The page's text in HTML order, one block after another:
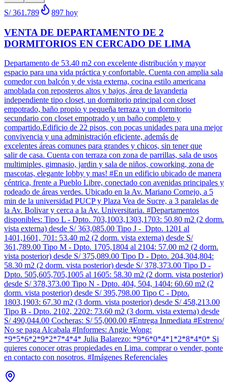
S/ 361.789 897 hoy
VENTA DE DEPARTAMENTO DE 2
DORMITORIOS EN CERCADO DE LIMA
Departamento de 53.40 m2 con excelente distribución y mayor
espacio para una vida práctica y confortable. Cuenta con amplia sala
comedor con balcón y de vista externa, cocina estilo americana
amoblada con reposteros altos y bajos, área de lavanderia
independiente tipo closet, un dormitorio principal con closet
empotrado, baño propio y pequeña terraza y un dormitorio
secundario con closet empotrado y un baño completo y
compartido.Edificio de 22 pisos, con pocas unidades para una mejor
convivencia y una administración eficiente, además de
excelentes áreas comunes para grandes y chicos, sin tener que
salir de casa. Cuenta con terraza con zona de parrillas, sala de usos
multimiples, gimnasio, jardin y sala de niños, coworking, zona de
mascotas, elegante lobby y mas! #En un edificio ubicado de manera
céntrica, frente a Pueblo Libre, conectado con avenidas principales y
rodeado de áreas verdes. Ubicado en la Av. Mariano Cornejo, a 5
min de la universidad PUCP y Plaza Vea de Sucre, a 3 paralelas de
la Av. Bolivar y cerca a la Av. Universitaria. #Departamentos
disponibles: Tipo L - Dpto. 703,1003,1303,1703: 50.80 m2 (2 dorm.
vista externa) desde S/ 363,085.00 Tipo J - Dpto. 1201 al
1401,1601, 701: 53.40 m2 (2 dorm. vista externa) desde S/
361,789.00 Tipo M - Dpto. 1705,1804 al 2104: 57.00 m2 (2 dorm.
vista posterior) desde S/ 375,089.00 Tipo D - Dpto. 204,304,804:
58.30 m2 (2 dorm. vista posterior) desde S/ 378,373.00 Tipo D -
Dpto. 505,605,705,1005 al 1605: 58.30 m2 (2 dorm. vista posterior)
desde S/ 378,373.00 Tipo N - Dpto. 404, 504, 1404: 60.60 m2 (2
dorm. vista posterior) desde S/ 395,798.00 Tipo C - Dpto.
1803,1903: 67.30 m2 (3 dorm. vista posterior) desde S/ 458,213.00
Tipo B - Dpto. 2102, 2202: 73.60 m2 (3 dorm. vista externa) desde
S/ 490,044.00 Cocheras: S/ 55,000.00 #Entrega Inmediata #Estreno/
No se paga Alcabala #Informes: Angie Wong:
*9*5*6*2*9*2*7*4*4* Julia Balarezo: *9*6*0*4*1*2*8*4*0* Si
quieres conocer otras propiedades en Lima. comprar o vender, ponte
en contacto con nosotros. #Imágenes Referenciales